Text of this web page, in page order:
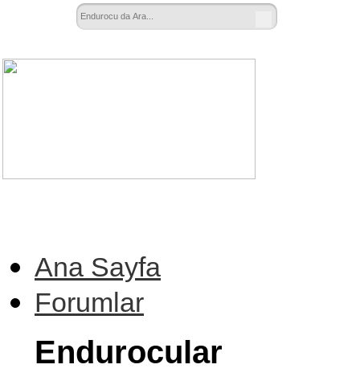
Ana Sayfa
Forumlar
Endurocular